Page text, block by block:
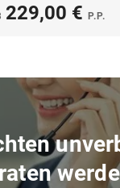
229,00 € P.P.